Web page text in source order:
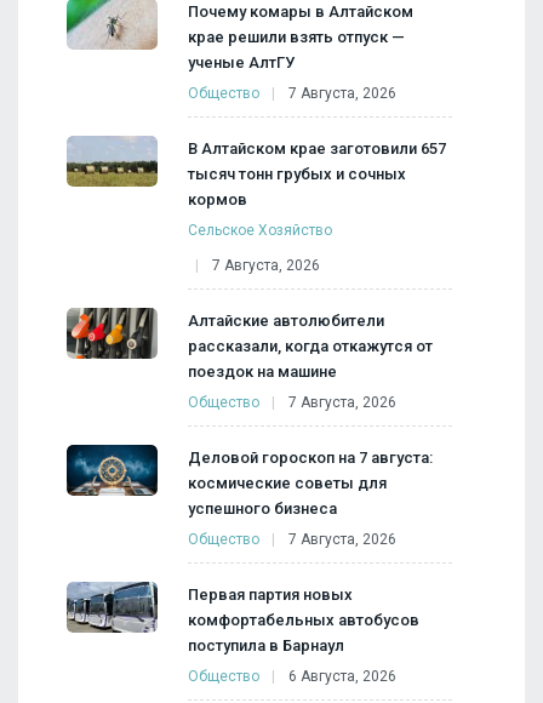
Почему комары в Алтайском
крае решили взять отпуск —
ученые АлтГУ
Общество 7 Августа, 2026
В Алтайском крае заготовили 657
тысяч тонн грубых и сочных
кормов
Сельское Хозяйство
7 Августа, 2026
Алтайские автолюбители
рассказали, когда откажутся от
поездок на машине
Общество 7 Августа, 2026
Деловой гороскоп на 7 августа:
космические советы для
успешного бизнеса
Общество 7 Августа, 2026
Первая партия новых
комфортабельных автобусов
поступила в Барнаул
Общество 6 Августа, 2026